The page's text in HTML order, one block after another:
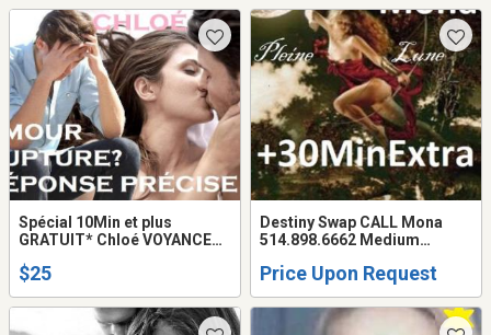
Spécial 10Min et plus
GRATUIT* Chloé VOYANCE
$25
Destiny Swap CALL Mona
514.898.6662 Medium
Reading
Price Upon Request